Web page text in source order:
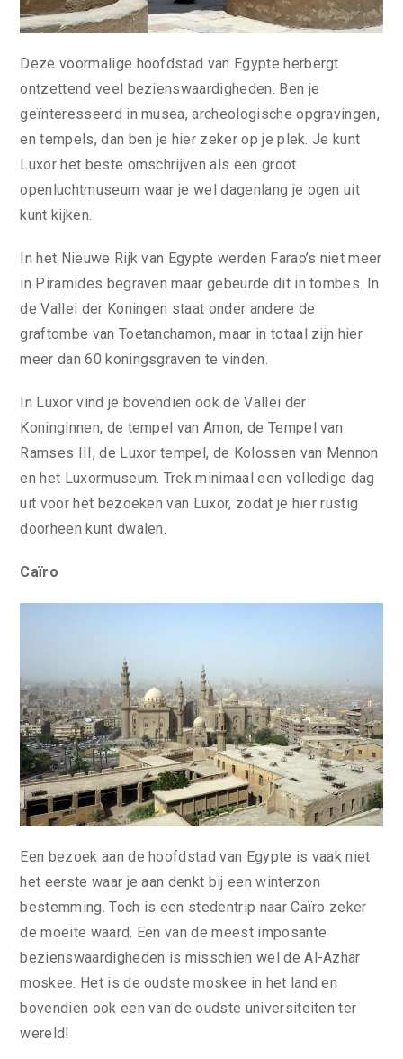
Deze voormalige hoofdstad van Egypte herbergt
ontzettend veel bezienswaardigheden. Ben je
geïnteresseerd in musea, archeologische opgravingen,
en tempels, dan ben je hier zeker op je plek. Je kunt
Luxor het beste omschrijven als een groot
openluchtmuseum waar je wel dagenlang je ogen uit
kunt kijken.
In het Nieuwe Rijk van Egypte werden Farao’s niet meer
in Piramides begraven maar gebeurde dit in tombes. In
de Vallei der Koningen staat onder andere de
graftombe van Toetanchamon, maar in totaal zijn hier
meer dan 60 koningsgraven te vinden.
In Luxor vind je bovendien ook de Vallei der
Koninginnen, de tempel van Amon, de Tempel van
Ramses III, de Luxor tempel, de Kolossen van Mennon
en het Luxormuseum. Trek minimaal een volledige dag
uit voor het bezoeken van Luxor, zodat je hier rustig
doorheen kunt dwalen.
Caïro
Een bezoek aan de hoofdstad van Egypte is vaak niet
het eerste waar je aan denkt bij een winterzon
bestemming. Toch is een stedentrip naar Caïro zeker
de moeite waard. Een van de meest imposante
bezienswaardigheden is misschien wel de Al-Azhar
moskee. Het is de oudste moskee in het land en
bovendien ook een van de oudste universiteiten ter
wereld!